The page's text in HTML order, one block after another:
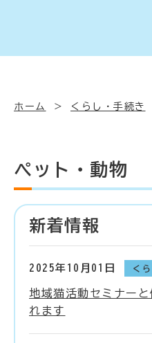
ホーム くらし・手続き
ペット・動物
新着情報
2025年10月01日 く
地域猫活動セミナー
れます